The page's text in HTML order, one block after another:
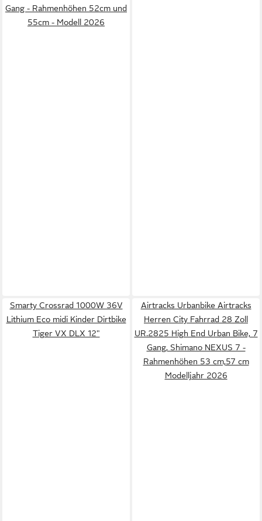
Gang - Rahmenhöhen 52cm und
55cm - Modell 2026
Smarty Crossrad 1000W 36V
Lithium Eco midi Kinder Dirtbike
Tiger VX DLX 12"
Airtracks Urbanbike Airtracks
Herren City Fahrrad 28 Zoll
UR.2825 High End Urban Bike, 7
Gang, Shimano NEXUS 7 -
Rahmenhöhen 53 cm,57 cm
Modelljahr 2026